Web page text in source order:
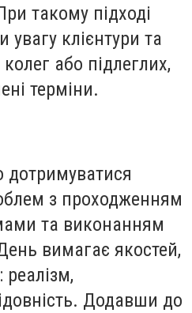
такому підході
увагу клієнтури та
або підлеглих,
терміни.
з проходженням
та виконанням
вимагає якостей,
реалізм,
Додавши до